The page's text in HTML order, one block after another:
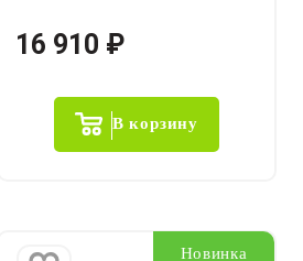
16 910 ₽
В корзину
Новинка